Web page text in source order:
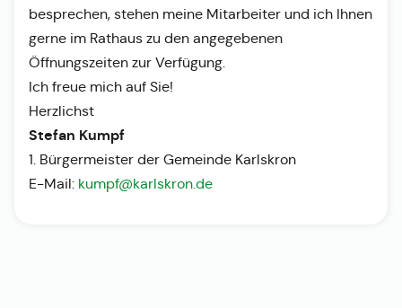
besprechen, stehen meine Mitarbeiter und ich Ihnen
gerne im Rathaus zu den angegebenen
Öffnungszeiten zur Verfügung.
Ich freue mich auf Sie!
Herzlichst
Stefan Kumpf
1. Bürgermeister der Gemeinde Karlskron
E-Mail: kumpf@karlskron.de